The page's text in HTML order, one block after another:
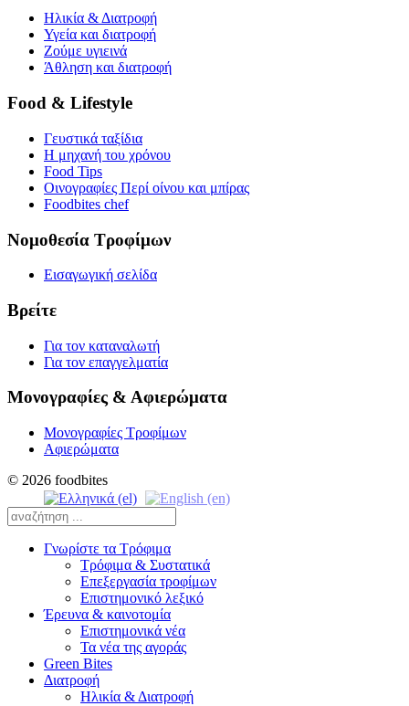
Ηλικία & Διατροφή
Υγεία και διατροφή
Ζούμε υγιεινά
Άθληση και διατροφή
Food & Lifestyle
Γευστικά ταξίδια
Η μηχανή του χρόνου
Food Tips
Οινογραφίες Περί οίνου και μπίρας
Foodbites chef
Νομοθεσία Τροφίμων
Εισαγωγική σελίδα
Βρείτε
Για τον καταναλωτή
Για τον επαγγελματία
Μονογραφίες & Αφιερώματα
Μονογραφίες Τροφίμων
Αφιερώματα
© 2026 foodbites
Γνωρίστε τα Τρόφιμα
Τρόφιμα & Συστατικά
Επεξεργασία τροφίμων
Επιστημονικό λεξικό
Έρευνα & καινοτομία
Επιστημονικά νέα
Τα νέα της αγοράς
Green Bites
Διατροφή
Ηλικία & Διατροφή